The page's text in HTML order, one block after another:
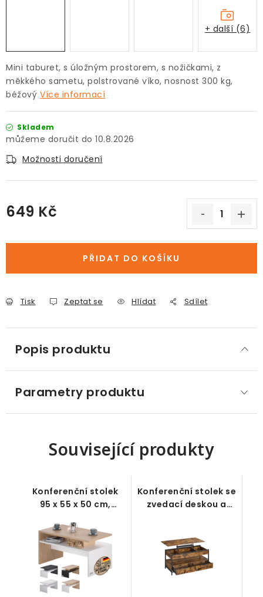
Mini taburet, s úložným prostorem, s nožičkami, z
měkkého sametu, polstrované víko, nosnost 300 kg,
béžový Více informací
Skladem
10.8.2026
Možnosti doručení
649 Kč
PŘIDAT DO KOŠÍKU
Tisk Zeptat se Hlídat Sdílet
+ další (6)
Popis produktu
Parametry produktu
Související produkty
Konferenční stolek
95 x 55 x 50 cm,
Konferenční stolek se
zvedací deskou a